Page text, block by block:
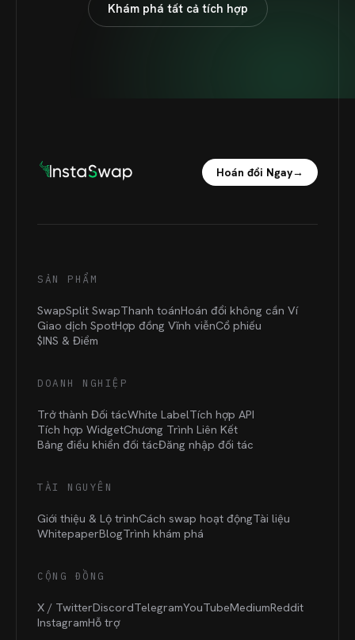
Khám phá tất cả tích hợp
Hoán đổi Ngay→
SẢN PHẨM
SwapSplit SwapThanh toánHoán đổi không cần Ví
Giao dịch SpotHợp đồng Vĩnh viễnCổ phiếu
$INS & Điểm
DOANH NGHIỆP
Trở thành Đối tácWhite LabelTích hợp API
Tích hợp WidgetChương Trình Liên Kết
Bảng điều khiển đối tácĐăng nhập đối tác
TÀI NGUYÊN
Giới thiệu & Lộ trìnhCách swap hoạt độngTài liệu
WhitepaperBlogTrình khám phá
CỘNG ĐỒNG
X / TwitterDiscordTelegramYouTubeMediumReddit
InstagramHỗ trợ